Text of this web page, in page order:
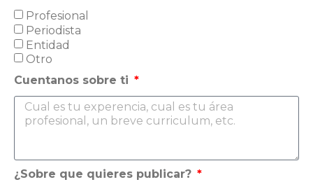
Profesional
Periodista
Entidad
Otro
Cuentanos sobre ti
¿Sobre que quieres publicar?